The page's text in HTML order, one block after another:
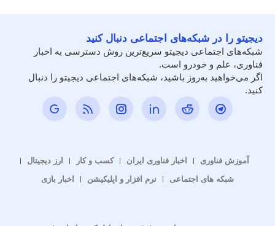
دیجیتو را در شبکه‌های اجتماعی دنبال کنید
شبکه‌های اجتماعی دیجیتو سریع‌ترین روش دسترسی به اخبار
فناوری، علم و خودرو است.
اگر می‌خواهید به‌روز باشید، شبکه‌های اجتماعی دیجیتو را دنبال
کنید.
آموزش فناوری اخبار فناوری ایران کسب و کار
ارز دیجیتال
شبکه های اجتماعی
نرم افزار و اپلیکیشن اخبار بازی